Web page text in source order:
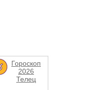
Гороскоп
2026
Телец